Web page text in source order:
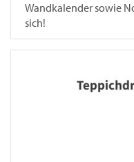
Wandkalender sowie
sich!